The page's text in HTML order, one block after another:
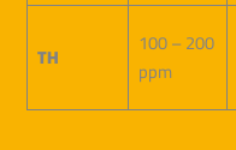
TH
100 – 200
ppm